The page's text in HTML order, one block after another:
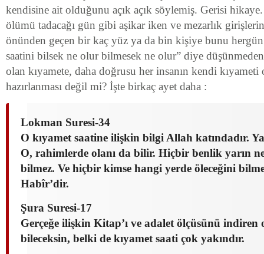
kendisine ait olduğunu açık açık söylemiş. Gerisi hikaye.
ölümü tadacağı gün gibi aşikar iken ve mezarlık
önünden geçen bir kaç yüz ya da bin kişiye bunu hergün
saatini bilsek ne olur bilmesek ne olur” diye
olan kıyamete, daha doğrusu her insanın kendi
hazırlanması değil mi? İşte birkaç ayet daha :
Lokman Suresi-34
O kıyamet saatine ilişkin bilgi Allah katındadır.
O, rahimlerde olanı da bilir. Hiçbir benlik yarın ne
bilmez. Ve hiçbir kimse hangi yerde öleceğini
Habîr’dir.
Şura Suresi-17
Gerçeğe ilişkin Kitap’ı ve adalet ölçüsünü indiren
bileceksin, belki de kıyamet saati çok yakındır.